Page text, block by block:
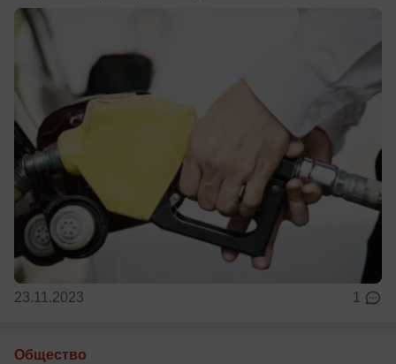
23.11.2023 1
Общество